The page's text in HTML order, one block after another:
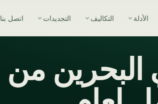
الأدلة التكاليف التجديدات اتصل بنا
البحرين من